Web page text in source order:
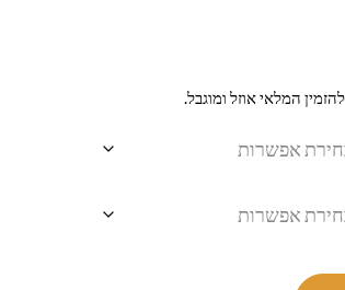
המלאי אוזל ומוגבל.